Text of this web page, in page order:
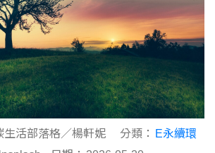
生活部落格／楊軒妮 分類：
E永續環